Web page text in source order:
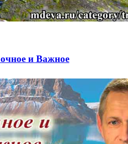
и Важное